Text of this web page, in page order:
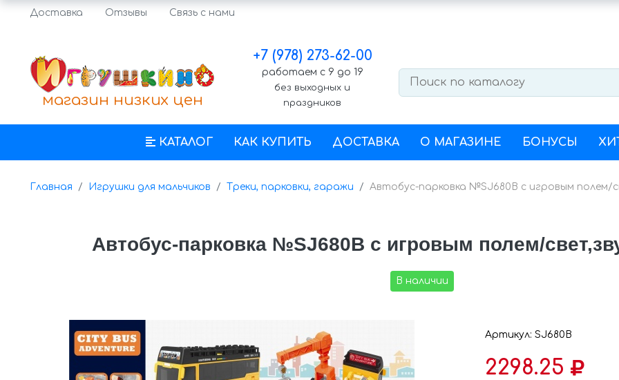
Доставка Отзывы Связь с нами
магазин низких цен
+7 (978) 273-62-00
работаем с 9 до 19
без выходных и
праздников
КАТАЛОГ КАК КУПИТЬ ДОСТАВКА О МАГАЗИНЕ БОНУСЫ
Главная Игрушки для мальчиков Треки, парковки, гаражи Автобус-парковка №SJ680В с игровым полем/
Автобус-парковка №SJ680В с игровым полем/
В наличии
Артикул: SJ680B
2298.25